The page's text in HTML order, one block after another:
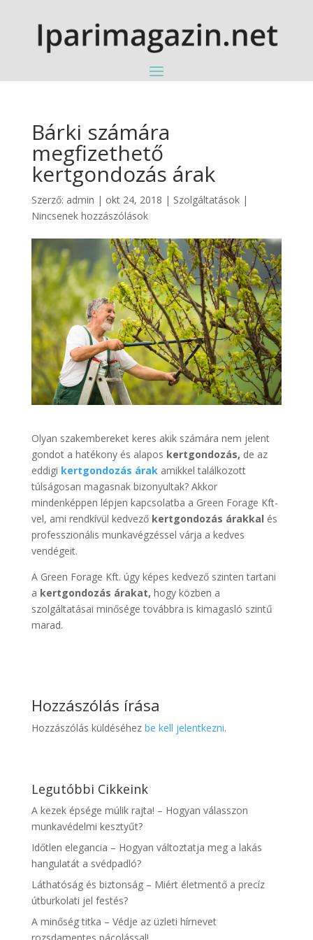
Bárki számára
megfizethető
kertgondozás árak
Szerző: admin | okt 24, 2018 | Szolgáltatások|
Nincsenek hozzászólások
Olyan szakembereket keres akik számára nem jelent
gondot a hatékony és alapos kertgondozás, de az
eddigi kertgondozás árakamikkel találkozott
túlságosan magasnak bizonyultak? Akkor
mindenképpen lépjen kapcsolatba a Green Forage Kft-
vel, ami rendkívül kedvező kertgondozás árakkal és
professzionális munkavégzéssel várja a kedves
vendégeit.
A Green Forage Kft. úgy képes kedvező szinten tartani
a kertgondozás árakat, hogy közben a
szolgáltatásai minősége továbbra is kimagasló szintű
marad.
Hozzászólás írása
Hozzászólás küldéséhez be kell jelentkezni.
Legutóbbi Cikkeink
A kezek épsége múlik rajta! – Hogyan válasszon
munkavédelmi kesztyűt?
Időtlen elegancia – Hogyan változtatja meg a lakás
hangulatát a svédpadló?
Láthatóság és biztonság – Miért életmentő a precíz
útburkolati jel festés?
A minőség titka – Védje az üzleti hírnevet